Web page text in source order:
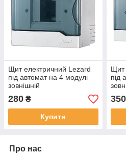
Щит електричний Lezard
під автомат на 4 модулі
зовнішній
280 ₴
Купити
Щит
під
350
Про нас